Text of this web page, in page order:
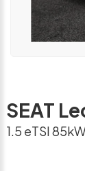
SEAT
1.5 eTSI